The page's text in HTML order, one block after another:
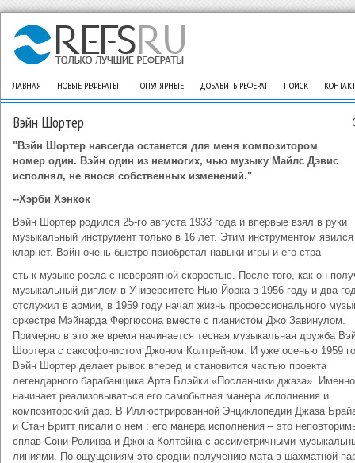
ГЛАВНАЯ НОВЫЕ РЕФЕРАТЫ ПОПУЛЯРНЫЕ ДОБАВИТЬ РЕФЕРАТ ПОИСК
Вэйн Шортер
"Вэйн Шортер навсегда останется для меня композитором
номер один. Вэйн один из немногих, чью музыку Майлс Дэвис
исполнял, не внося собственных изменений."
--Хэрби Хэнкок
Вэйн Шортер родился 25-го августа 1933 года и впервые взял в руки
музыкальный инструмент только в 16 лет. Этим инструментом явился
кларнет. Вэйн очень быстро приобретал навыки игры и его стра
сть к музыке росла с невероятной скоростью. После того, как он
музыкальный диплом в Университете Нью-Йорка в 1956 году и два
отслужил в армии, в 1959 году начал жизнь профессионального
оркестре Мэйнарда Фергюсона вместе с пианистом Джо Завинулом.
Примерно в это же время начинается тесная музыкальная дружба
Шортера с саксофонистом Джоном Колтрейном. И уже осенью 1959
Вэйн Шортер делает рывок вперед и становится частью проекта
легендарного барабанщика Арта Блэйки «Посланники джаза».
начинает реализовываться его самобытная манера исполнения и
композиторский дар. В Иллюстрированной Энциклопедии Джаза
и Стан Бритт писали о нем : его манера исполнения – это
сплав Сони Ролинза и Джона Колтейна с ассиметричными
линиями. По ощущениям это сродни получению мата в шахматной